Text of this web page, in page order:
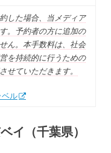
した場合、当メディア
。予約者の方に追加の
ん。本手数料は、社会
を持続的に行うための
せていただきます。
ベル
イ（千葉県）